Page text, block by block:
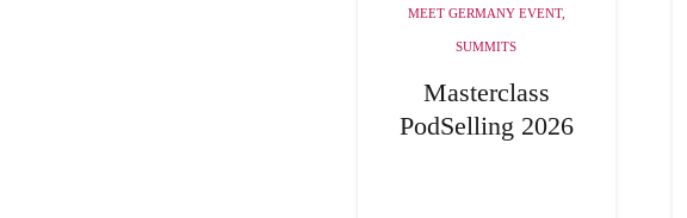
MEET GERMANY EVENT,
SUMMITS
Masterclass
PodSelling 2026